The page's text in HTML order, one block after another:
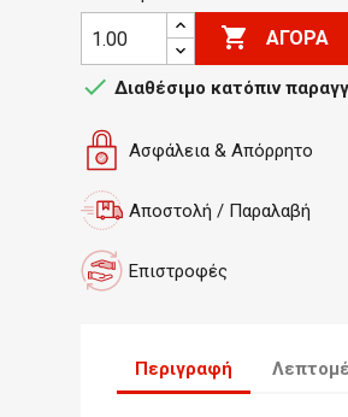
 ΑΓΟΡΆ
 Διαθέσιμο κατόπιν
Ασφάλεια & Απόρρητο
Αποστολή / Παραλαβή
Επιστροφές
Περιγραφή